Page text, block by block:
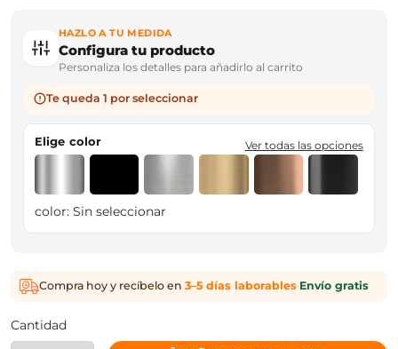
HAZLO A TU MEDIDA
Configura tu producto
Personaliza los detalles para añadirlo al carrito
Te queda 1 por seleccionar
Elige color Ver todas las opciones
color: Sin seleccionar
Compra hoy y recíbelo en 3–5 días laborables·Envío gratis
Cantidad